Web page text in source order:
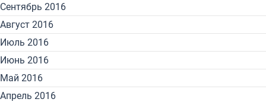
Сентябрь 2016
Август 2016
Июль 2016
Июнь 2016
Май 2016
Апрель 2016